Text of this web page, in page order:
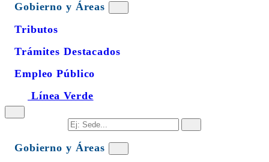
Gobierno y Áreas
Tributos
Trámites Destacados
Empleo Público
Línea Verde
Gobierno y Áreas